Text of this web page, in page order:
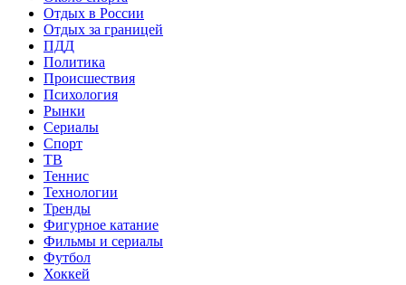
Отдых в России
Отдых за границей
ПДД
Политика
Происшествия
Психология
Рынки
Сериалы
Спорт
ТВ
Теннис
Технологии
Тренды
Фигурное катание
Фильмы и сериалы
Футбол
Хоккей